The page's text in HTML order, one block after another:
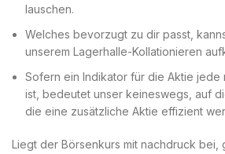
lauschen.
Welches bevorzugt zu dir passt,
unserem Lagerhalle-Kollationieren
Sofern ein Indikator für die Aktie jede
ist, bedeutet unser keineswegs, auf
die eine zusätzliche Aktie effizient
Liegt der Börsenkurs mit nachdruck bei,